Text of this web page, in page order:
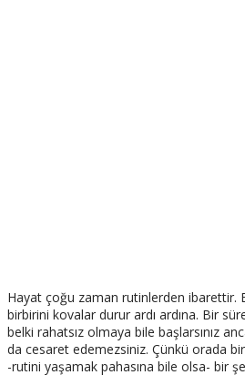
Hayat çoğu zaman rutinlerden ibarettir.
birbirini kovalar durur ardı ardına. Bir
belki rahatsız olmaya bile başlarsınız
da cesaret edemezsiniz. Çünkü orada
-rutini yaşamak pahasına bile olsa- bir